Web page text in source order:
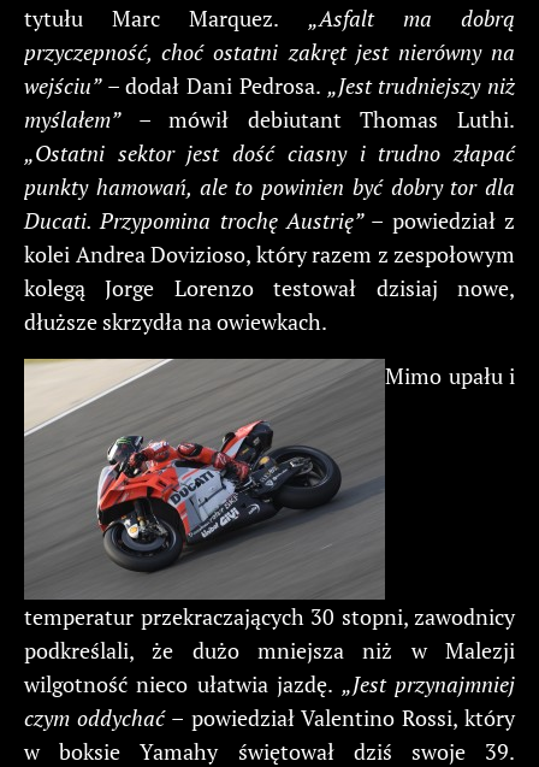
tytułu Marc Marquez. „Asfalt ma dobrą
przyczepność, choć ostatni zakręt jest nierówny na
wejściu”– dodał Dani Pedrosa. „Jest trudniejszy niż
myślałem”– mówił debiutant Thomas Luthi.
„Ostatni sektor jest dość ciasny i trudno złapać
punkty hamowań, ale to powinien być dobry tor dla
Ducati. Przypomina trochę Austrię”– powiedział z
kolei Andrea Dovizioso, który razem z zespołowym
kolegą Jorge Lorenzo testował dzisiaj nowe,
dłuższe skrzydła na owiewkach.
Mimo upału i
temperatur przekraczających 30 stopni, zawodnicy
podkreślali, że dużo mniejsza niż w Malezji
wilgotność nieco ułatwia jazdę. „Jest przynajmniej
czym oddychać– powiedział Valentino Rossi, który
w boksie Yamahy świętował dziś swoje 39.